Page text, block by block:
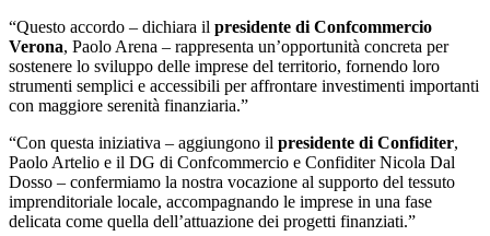
“Questo accordo – dichiara il presidente di Confcommercio
Verona, Paolo Arena – rappresenta un’opportunità concreta per
sostenere lo sviluppo delle imprese del territorio, fornendo loro
strumenti semplici e accessibili per affrontare investimenti importanti
con maggiore serenità finanziaria.”
“Con questa iniziativa – aggiungono il presidente di Confiditer,
Paolo Artelio e il DG di Confcommercio e Confiditer Nicola Dal
Dosso – confermiamo la nostra vocazione al supporto del tessuto
imprenditoriale locale, accompagnando le imprese in una fase
delicata come quella dell’attuazione dei progetti finanziati.”